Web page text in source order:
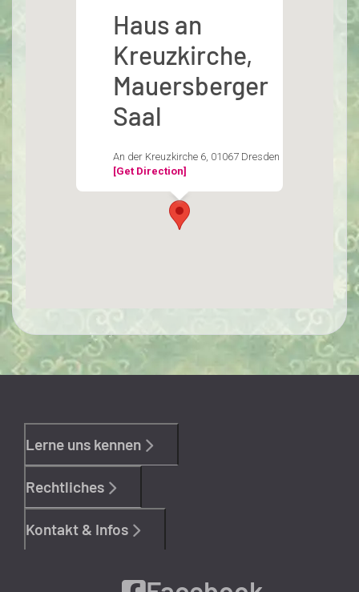
Haus an
Kreuzkirche,
Mauersberger
Saal
An der Kreuzkirche 6, 01067 Dresden
[Get Direction]
Lerne uns kennen
Rechtliches
Kontakt & Infos